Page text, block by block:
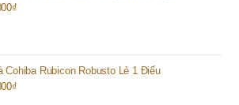
₫
Cohiba Rubicon Robusto Lẻ 1 Điếu
₫